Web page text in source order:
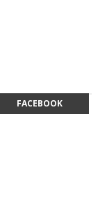
FACEBOOK